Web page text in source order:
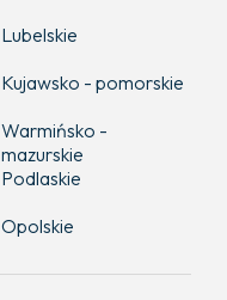
Lubelskie
Kujawsko - pomorskie
Warmińsko -
mazurskie
Podlaskie
Opolskie